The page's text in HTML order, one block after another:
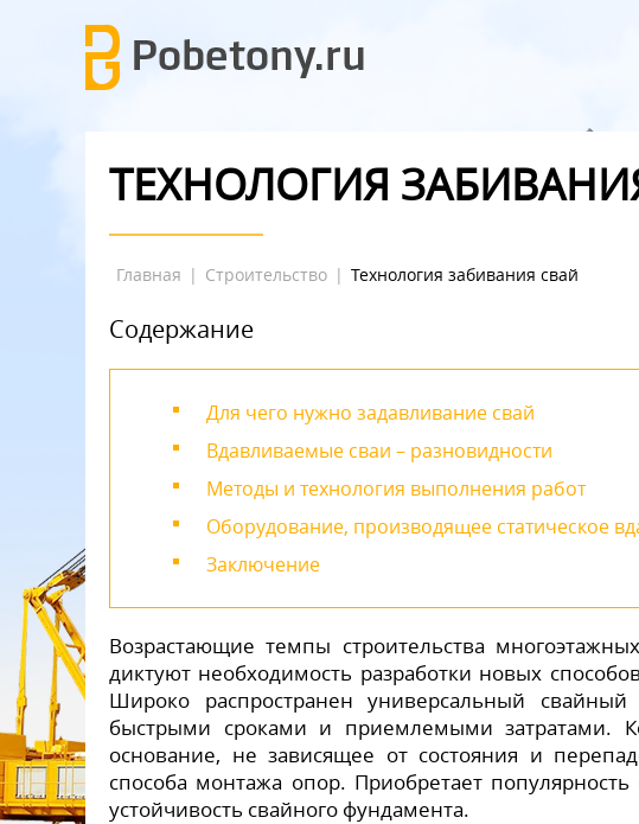
ТЕХНОЛОГИЯ
Главная | Строительство | Технология забивания свай
Содержание
Для чего нужно задавливание свай
Вдавливаемые сваи – разновидности
Методы и технология выполнения работ
Оборудование, производящее статическое
Заключение
Возрастающие темпы строительства
диктуют необходимость разработки новых
Широко распространен универсальный свайный
быстрыми сроками и приемлемыми затратами.
основание, не зависящее от состояния и
способа монтажа опор. Приобретает
устойчивость свайного фундамента.